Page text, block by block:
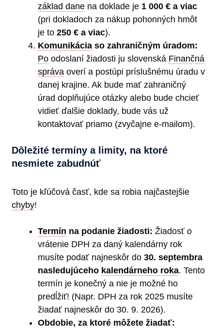
základ dane na doklade je 1 000 € a viac
(pri dokladoch za nákup pohonných hmôt
je to 250 € a viac).
Komunikácia so zahraničným úradom:
Po odoslaní žiadosti ju slovenská Finančná
správa overí a postúpi príslušnému úradu v
danej krajine. Ak bude mať zahraničný
úrad doplňujúce otázky alebo bude chcieť
vidieť ďalšie doklady, bude vás už
kontaktovať priamo (zvyčajne e-mailom).
Dôležité termíny a limity, na ktoré
nesmiete zabudnúť
Toto je kľúčová časť, kde sa robia najčastejšie
chyby!
Termín na podanie žiadosti: Žiadosť o
vrátenie DPH za daný kalendárny rok
musíte podať najneskôr do 30. septembra
nasledujúceho kalendárneho roka. Tento
termín je konečný a nie je možné ho
predĺžiť! (Napr. DPH za rok 2025 musíte
žiadať najneskôr do 30. 9. 2026).
Obdobie, za ktoré môžete žiadať: